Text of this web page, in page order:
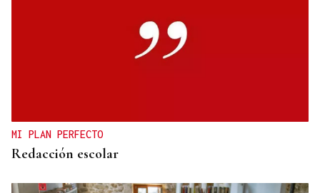
MI PLAN PERFECTO
Redacción escolar